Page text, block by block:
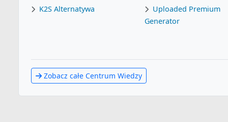
K2S Alternatywa
Uploaded Premium
Generator
Zobacz całe Centrum Wiedzy